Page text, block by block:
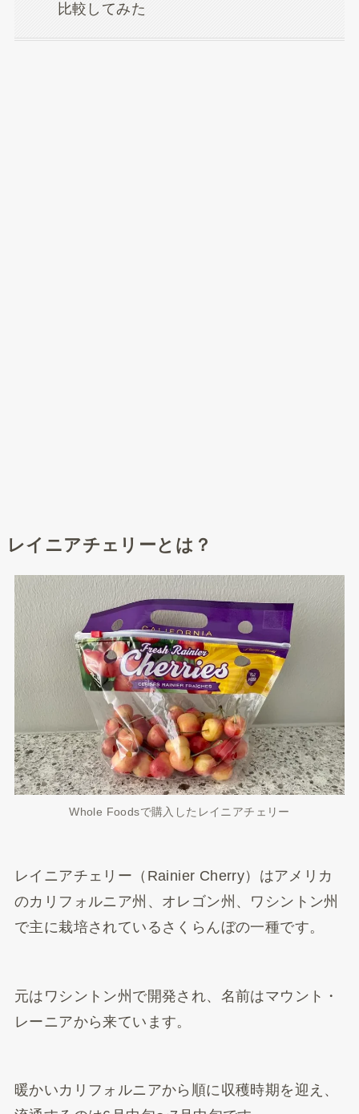
比較してみた
レイニアチェリーとは？
Whole Foodsで購入したレイニアチェリー
レイニアチェリー（Rainier Cherry）はアメリカ
のカリフォルニア州、オレゴン州、ワシントン州
で主に栽培されているさくらんぼの一種です。
元はワシントン州で開発され、名前はマウント・
レーニアから来ています。
暖かいカリフォルニアから順に収穫時期を迎え、